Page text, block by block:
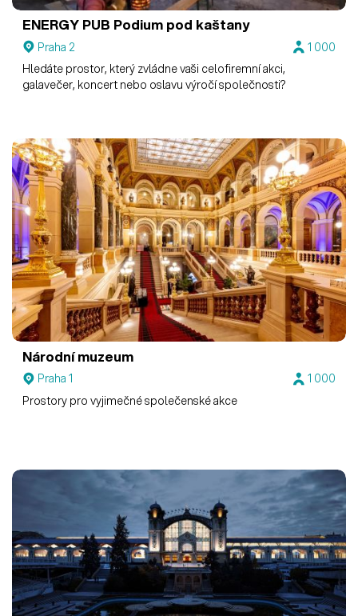
ENERGY PUB Podium pod kaštany
Praha 2
1 000
Hledáte prostor, který zvládne vaši celofiremní akci,
galavečer, koncert nebo oslavu výročí společnosti?
Národní muzeum
Praha 1
1 000
Prostory pro vyjimečné společenské akce